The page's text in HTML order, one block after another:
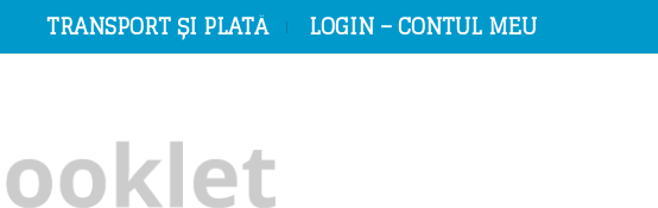
TRANSPORT ȘI PLATĂ LOGIN – CONTUL MEU